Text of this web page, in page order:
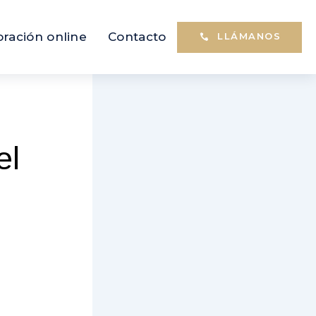
online Contacto LLÁMANOS